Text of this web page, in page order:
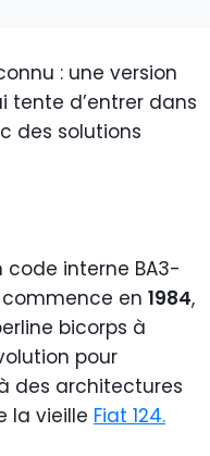
: une version
tente d’entrer dans
des solutions
code interne BA3-
commence en 1984,
bicorps à
pour
des architectures
la vieille Fiat 124.